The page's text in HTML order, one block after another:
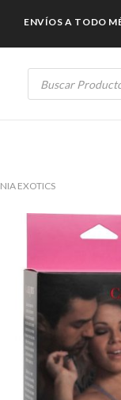
ENVÍOS A TODO
Products
search
EXOTICS